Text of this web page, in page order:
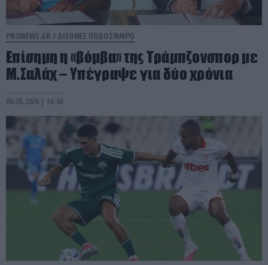
PRONEWS.GR / ΔΙΕΘΝΕΣ ΠΟΔΟΣΦΑΙΡΟ
Επίσημη η «βόμβα» της Τράμπζονσπορ με
Μ.Σαλάχ – Υπέγραψε για δύο χρόνια
06.08.2026 | 16:46